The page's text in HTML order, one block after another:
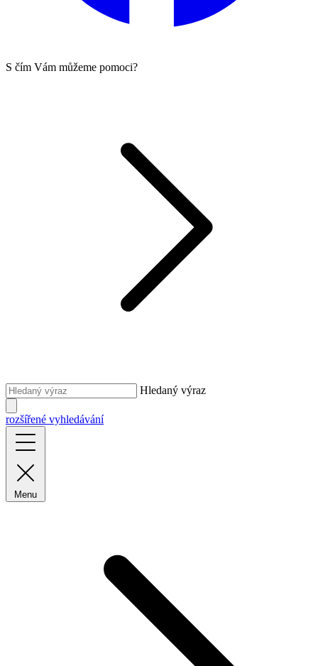
S čím Vám můžeme pomoci?
Hledaný výraz
rozšířené vyhledávání
Menu